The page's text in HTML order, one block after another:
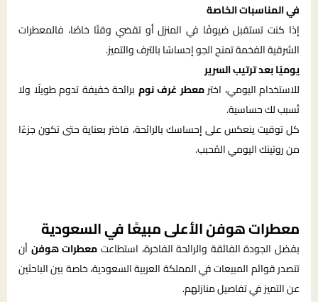
في المناسبات الخاصة
إذا كنت تستقبل ضيوفًا في المنزل أو تقضي وقتًا خاصًا، فالمعطرات
الشرقية الفخمة تمنح الجو إحساسًا بالترف والتميز.
يوميًا بعد ترتيب السرير
للاستخدام اليومي، اخترمعطر غرف نوم برائحة خفيفة تدوم طويلًا ولا
تُسبب لك حساسية.
كل توقيت ينعكس على إحساسك بالرائحة، فاختر بعناية حتى تكون جزءًا
من روتينك اليومي المُحبب.
معطرات هوفن الأعلى مبيعًا في السعودية
بفضل الجودة الفائقة والرائحة الفاخرة، استطاعتمعطرات هوفنأن
تتصدر قوائم المبيعات في المملكة العربية السعودية، خاصة بين الباحثين
عن التميز في تفاصيل منازلهم.